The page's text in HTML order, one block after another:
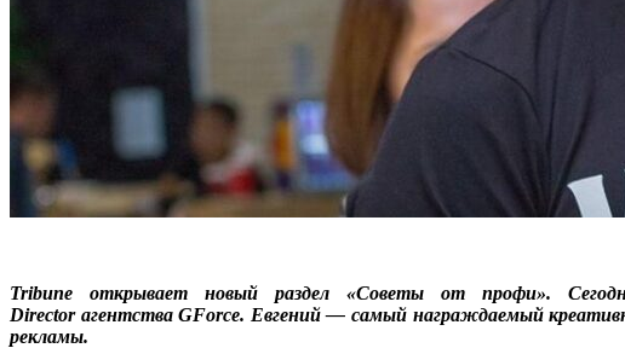
Tribune открывает новый раздел «Советы от профи».
Director агентстваGForce. Евгений — самый награждаемыйк
рекламы.